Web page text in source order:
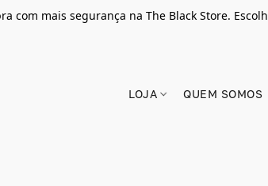
com mais segurança na The Black Store.
LOJA QUEM SOMOS